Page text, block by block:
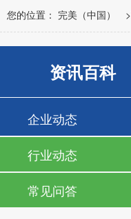
您的位置： 完美（中国） >
资讯百科
企业动态
行业动态
常见问答